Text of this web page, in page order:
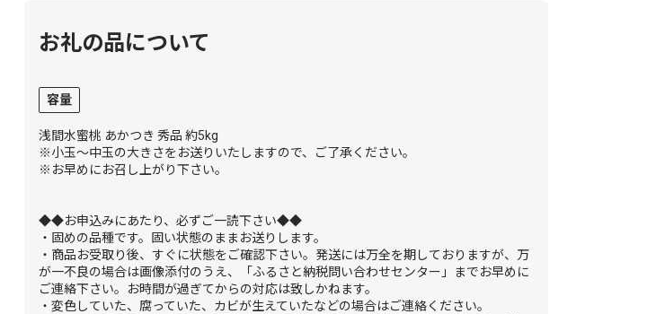
お礼の品について
容量
浅間水蜜桃 あかつき 秀品 約5kg
※小玉～中玉の大きさをお送りいたしますので、ご了承ください。
※お早めにお召し上がり下さい。
◆◆お申込みにあたり、必ずご一読下さい◆◆
・固めの品種です。固い状態のままお送りします。
・商品お受取り後、すぐに状態をご確認下さい。発送には万全を期しておりますが、万
が一不良の場合は画像添付のうえ、「ふるさと納税問い合わせセンター」までお早めに
ご連絡下さい。お時間が過ぎてからの対応は致しかねます。
・変色していた、腐っていた、カビが生えていたなどの場合はご連絡ください。